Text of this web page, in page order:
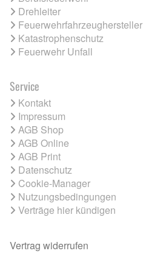
Drehleiter
Feuerwehrfahrzeughersteller
Katastrophenschutz
Feuerwehr Unfall
Service
Kontakt
Impressum
AGB Shop
AGB Online
AGB Print
Datenschutz
Cookie-Manager
Nutzungsbedingungen
Verträge hier kündigen
Vertrag widerrufen